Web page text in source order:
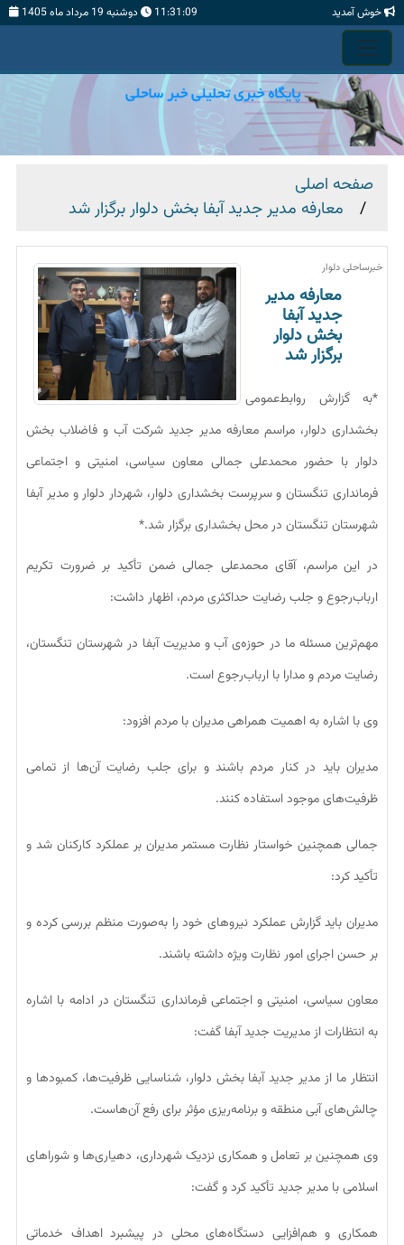
خوش آمدید 11:31:10 دوشنبه 19 مرداد ماه 1405
صفحه اصلی
معارفه مدیر جدید آبفا بخش دلوار برگزار شد
خبرساحلی دلوار
معارفه مدیر
جدید آبفا
بخش دلوار
برگزار شد
*به گزارش روابط‌عمومی
بخشداری دلوار، مراسم معارفه مدیر جدید شرکت آب و فاضلاب بخش
دلوار با حضور محمدعلی جمالی معاون سیاسی، امنیتی و اجتماعی
فرمانداری تنگستان و سرپرست بخشداری دلوار، شهردار دلوار و مدیر آبفا
شهرستان تنگستان در محل بخشداری برگزار شد.*
در این مراسم، آقای محمدعلی جمالی ضمن تأکید بر ضرورت تکریم
ارباب‌رجوع و جلب رضایت حداکثری مردم، اظهار داشت:
مهم‌ترین مسئله ما در حوزه‌ی آب و مدیریت آبفا در شهرستان تنگستان،
رضایت مردم و مدارا با ارباب‌رجوع است.
وی با اشاره به اهمیت همراهی مدیران با مردم افزود:
مدیران باید در کنار مردم باشند و برای جلب رضایت آن‌ها از تمامی
ظرفیت‌های موجود استفاده کنند.
جمالی همچنین خواستار نظارت مستمر مدیران بر عملکرد کارکنان شد و
تأکید کرد:
مدیران باید گزارش عملکرد نیروهای خود را به‌صورت منظم بررسی کرده و
بر حسن اجرای امور نظارت ویژه داشته باشند.
معاون سیاسی، امنیتی و اجتماعی فرمانداری تنگستان در ادامه با اشاره
به انتظارات از مدیریت جدید آبفا گفت:
انتظار ما از مدیر جدید آبفا بخش دلوار، شناسایی ظرفیت‌ها، کمبودها و
چالش‌های آبی منطقه و برنامه‌ریزی مؤثر برای رفع آن‌هاست.
وی همچنین بر تعامل و همکاری نزدیک شهرداری، دهیاری‌ها و شوراهای
اسلامی با مدیر جدید تأکید کرد و گفت:
همکاری و هم‌افزایی دستگاه‌های محلی در پیشبرد اهداف خدماتی